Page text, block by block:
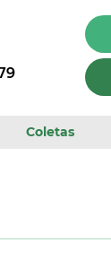
Coletas